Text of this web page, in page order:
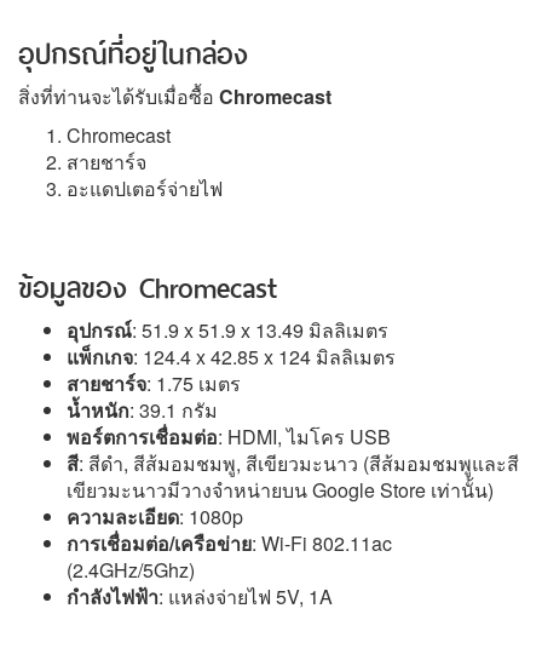
อุปกรณ์ที่อยู่ในกล่อง
สิ่งที่ท่านจะได้รับเมื่อซื้อ Chromecast
Chromecast
สายชาร์จ
อะแดปเตอร์จ่ายไฟ
ข้อมูลของ Chromecast
อุปกรณ์: 51.9 x 51.9 x 13.49 มิลลิเมตร
แพ็กเกจ: 124.4 x 42.85 x 124 มิลลิเมตร
สายชาร์จ: 1.75 เมตร
น้ำหนัก: 39.1 กรัม
พอร์ตการเชื่อมต่อ: HDMI, ไมโคร USB
สี: สีดำ, สีส้มอมชมพู, สีเขียวมะนาว (สีส้มอมชมพูและสี
เขียวมะนาวมีวางจำหน่ายบน Google Store เท่านั้น)
ความละเอียด: 1080p
การเชื่อมต่อ/เครือข่าย: Wi-Fi 802.11ac
(2.4GHz/5Ghz)
กำลังไฟฟ้า: แหล่งจ่ายไฟ 5V, 1A